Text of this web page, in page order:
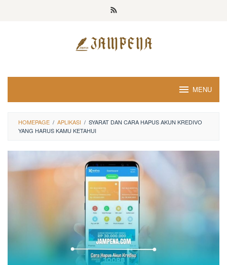
MENU
HOMEPAGE / APLIKASI / SYARAT DAN CARA HAPUS AKUN KREDIVO
YANG HARUS KAMU KETAHUI